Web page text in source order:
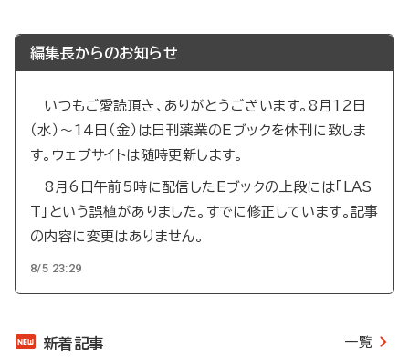
編集長からのお知らせ
いつもご愛読頂き、ありがとうございます。8月12日
（水）～14日（金）は日刊薬業のEブックを休刊に致しま
す。ウェブサイトは随時更新します。
8月6日午前5時に配信したEブックの上段には「LAS
T」という誤植がありました。すでに修正しています。記事
の内容に変更はありません。
8/5 23:29
新着記事 一覧